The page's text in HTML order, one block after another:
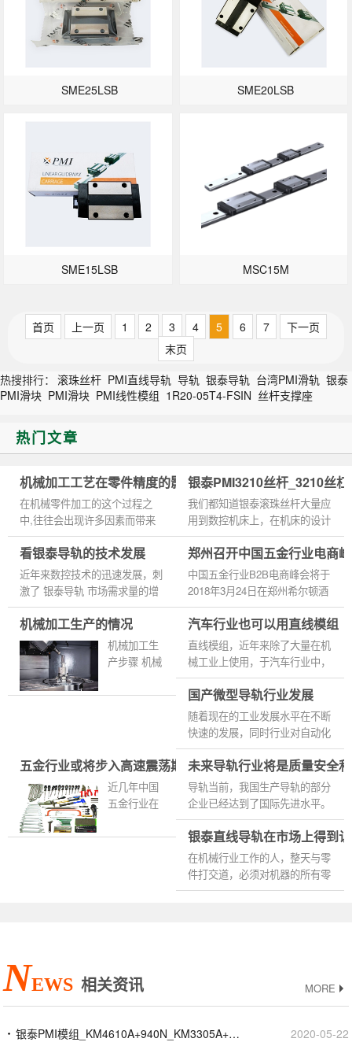
SME25LSB SME20LSB
SME15LSB MSC15M
首页 上一页 1 2 3 4 5 6 7
下一页
末页
热搜排行： 滚珠丝杆 PMI直线导轨 导轨 银泰导轨 台湾PMI滑轨 银泰
PMI滑块 PMI滑块 PMI线性模组 1R20-05T4-FSIN 丝杆支撑座
热门文章
机械加工工艺在零件精度的影响
在机械零件加工的这个过程之
中,往往会出现许多因素而带来
工件精度上的影响,在此之间,机
械零件的加工精度是机械零件加
工质量的重要部分。 我们在进
行...
银泰PMI3210丝杆_3210丝
我们都知道银泰滚珠丝杆大量应
用到数控机床上，在机床的设计
中它的主要作用是使伺服电机的
运转方式在旋转运动和直线运动
之间做转换，令较小的转矩...
看银泰导轨的技术发展
近年来数控技术的迅速发展，刺
激了 银泰导轨 市场需求量的增
加，但同时对其的精度，运行速
度，行程以及可靠性等提出了更
严格的要求。 高精度、高速...
郑州召开中国五金行业电商
中国五金行业B2B电商峰会将于
2018年3月24日在郑州希尔顿酒
店召开。本次峰会由郑州华南
城、京东共同承办。峰会以互联
共融 新价值为主题，秉承实体
+电商...
机械加工生产的情况
机械加工生
产步骤 机械
精度控制,过
过程是特殊
过程的控制,
主要是对参
数和不能直
汽车行业也可以用直线模组
直线模组，近年来除了大量在机
械工业上使用，于汽车行业中，
也逐渐见其身影，它的使用主要
用于汽车的高速加工中心。 汽
车行业与航空、船舶、机床等...
国产微型导轨行业发展
随着现在的工业发展水平在不断
快速的发展，同时行业对自动化
的需求量也在不断加剧，国产微
型导轨副作为高精度、运行稳定
以及灵活性能好，因此被广...
五金行业或将步入高速震荡期
近几年中国
五金行业在
素质上都有
五金产品中
未来导轨行业将是质量安全
导轨当前，我国生产导轨的部分
企业已经达到了国际先进水平。
尽管我国导轨行业的整体水平有
了很大程度的提高，但质量上仍
然不够稳定比如跑、冒、滴...
银泰直线导轨在市场上得到
在机械行业工作的人，整天与零
件打交道，必须对机器的所有零
件都有透彻的了解，只要机器有
NEWS 相关资讯 MORE
银泰PMI模组_KM4610A+940N_KM3305A+200N_价格批发生产厂家
2020-05-22